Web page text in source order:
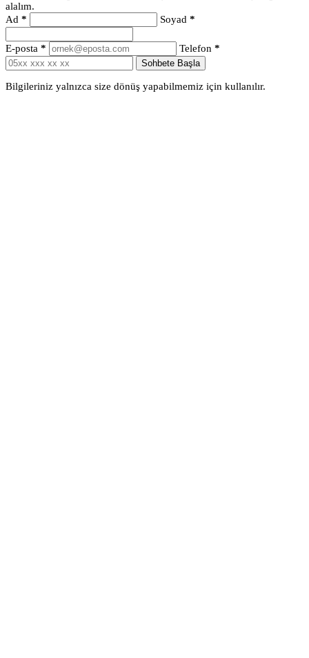
alalım.
Ad * Soyad *
E-posta * Telefon *
Sohbete Başla
Bilgileriniz yalnızca size dönüş yapabilmemiz için kullanılır.